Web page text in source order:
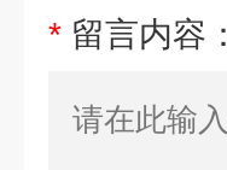
* 留言内容：